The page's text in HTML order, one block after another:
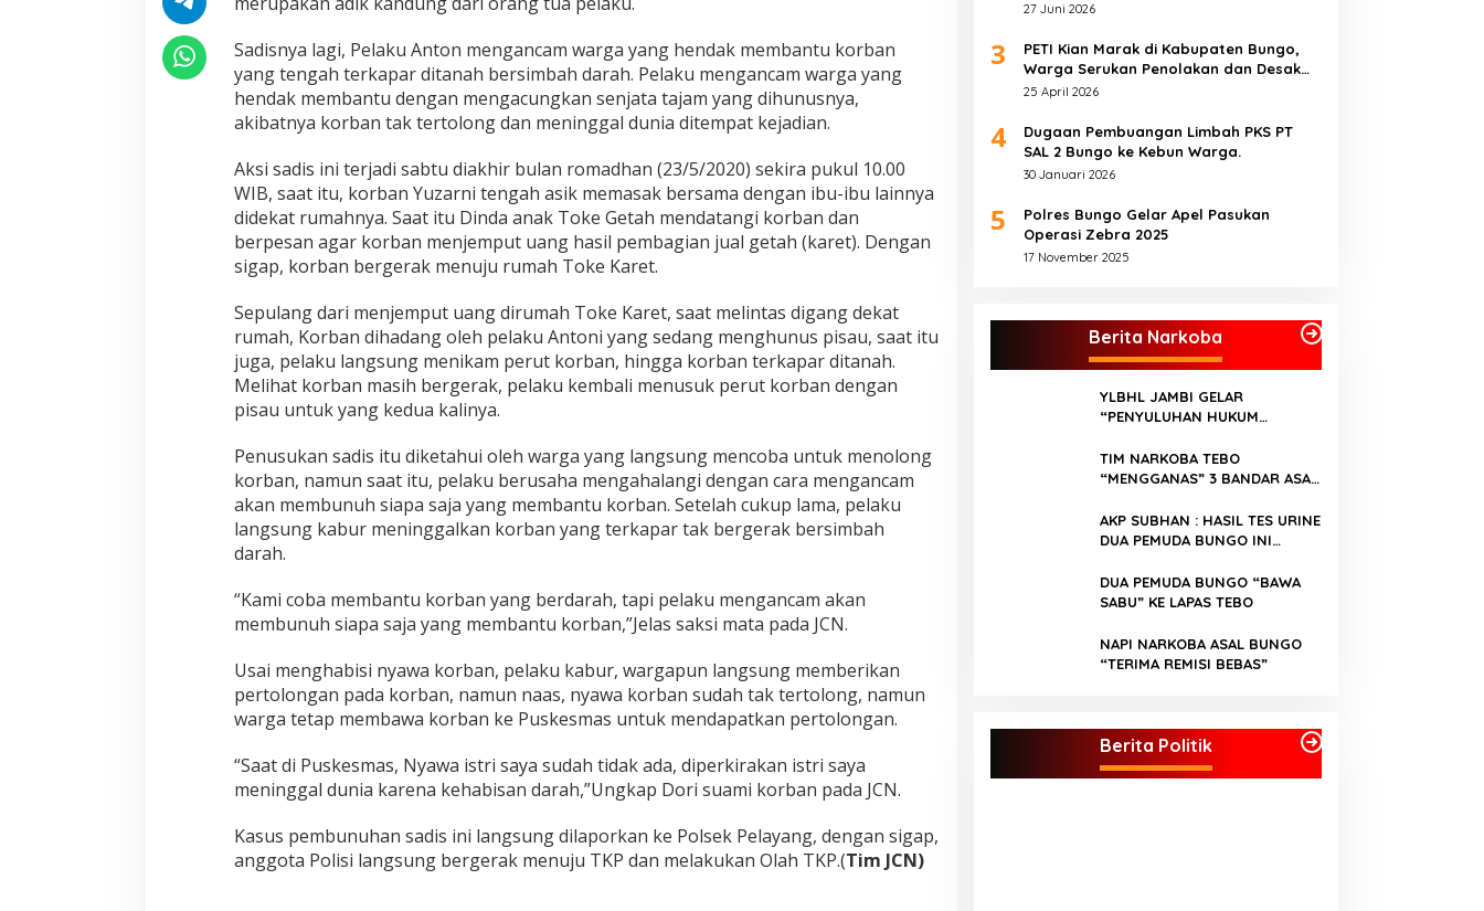
r
h
,
K
e
p
n
a
k
a
n
B
n
u
h
B
i
b
M
e
m
b
a
B
u
t
Sadisnya lagi, Pelaku Anton mengancam warga yang hendak membantu korban
yang tengah terkapar ditanah bersimbah darah. Pelaku mengancam warga yang
hendak membantu dengan mengacungkan senjata tajam yang dihunusnya,
akibatnya korban tak tertolong dan meninggal dunia ditempat kejadian.
Aksi sadis ini terjadi sabtu diakhir bulan romadhan (23/5/2020) sekira pukul 10.00
WIB, saat itu, korban Yuzarni tengah asik memasak bersama dengan ibu-ibu lainnya
didekat rumahnya. Saat itu Dinda anak Toke Getah mendatangi korban dan
berpesan agar korban menjemput uang hasil pembagian jual getah (karet). Dengan
sigap, korban bergerak menuju rumah Toke Karet.
Sepulang dari menjemput uang dirumah Toke Karet, saat melintas digang dekat
rumah, Korban dihadang oleh pelaku Antoni yang sedang menghunus pisau, saat itu
juga, pelaku langsung menikam perut korban, hingga korban terkapar ditanah.
Melihat korban masih bergerak, pelaku kembali menusuk perut korban dengan
pisau untuk yang kedua kalinya.
Penusukan sadis itu diketahui oleh warga yang langsung mencoba untuk menolong
korban, namun saat itu, pelaku berusaha mengahalangi dengan cara mengancam
akan membunuh siapa saja yang membantu korban. Setelah cukup lama, pelaku
langsung kabur meninggalkan korban yang terkapar tak bergerak bersimbah
darah.
“Kami coba membantu korban yang berdarah, tapi pelaku mengancam akan
membunuh siapa saja yang membantu korban,”Jelas saksi mata pada JCN.
Usai menghabisi nyawa korban, pelaku kabur, wargapun langsung memberikan
pertolongan pada korban, namun naas, nyawa korban sudah tak tertolong, namun
warga tetap membawa korban ke Puskesmas untuk mendapatkan pertolongan.
“Saat di Puskesmas, Nyawa istri saya sudah tidak ada, diperkirakan istri saya
meninggal dunia karena kehabisan darah,”Ungkap Dori suami korban pada JCN.
Kasus pembunuhan sadis ini langsung dilaporkan ke Polsek Pelayang, dengan sigap,
anggota Polisi langsung bergerak menuju TKP dan melakukan Olah TKP.(Tim JCN)
Lingkungan Hidup
27 Juni 2026
3
PETI Kian Marak di Kabupaten Bungo,
Warga Serukan Penolakan dan Desak
Penindakan Tegas Sebelum Bencana
25 April 2026
4
Dugaan Pembuangan Limbah PKS PT
SAL 2 Bungo ke Kebun Warga.
30 Januari 2026
5
Polres Bungo Gelar Apel Pasukan
Operasi Zebra 2025
17 November 2025
Berita Narkoba
YLBHL JAMBI GELAR
“PENYULUHAN HUKUM
TIM NARKOBA TEBO
“MENGGANAS” 3 BANDAR ASAL
AKP SUBHAN : HASIL TES URINE
DUA PEMUDA BUNGO INI
DUA PEMUDA BUNGO “BAWA
SABU” KE LAPAS TEBO
NAPI NARKOBA ASAL BUNGO
“TERIMA REMISI BEBAS”
Berita Politik
Tim Sayap Pejuang Siliwangi
Jumiwan Aguza – Maidani
Berjuang Menangkan Jumiwan –